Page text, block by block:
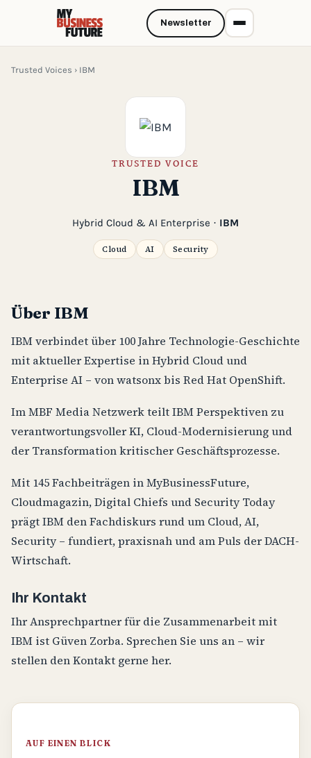
Trusted Voices › IBM
TRUSTED VOICE
IBM
Hybrid Cloud & AI Enterprise · IBM
Cloud AI Security
Über IBM
IBM verbindet über 100 Jahre Technologie-Geschichte
mit aktueller Expertise in Hybrid Cloud und
Enterprise AI – von watsonx bis Red Hat OpenShift.
Im MBF Media Netzwerk teilt IBM Perspektiven zu
verantwortungsvoller KI, Cloud-Modernisierung und
der Transformation kritischer Geschäftsprozesse.
Mit 145 Fachbeiträgen in MyBusinessFuture,
Cloudmagazin, Digital Chiefs und Security Today
prägt IBM den Fachdiskurs rund um Cloud, AI,
Security – fundiert, praxisnah und am Puls der DACH-
Wirtschaft.
Ihr Kontakt
Ihr Ansprechpartner für die Zusammenarbeit mit
IBM ist Güven Zorba. Sprechen Sie uns an – wir
stellen den Kontakt gerne her.
AUF EINEN BLICK
Newsletter